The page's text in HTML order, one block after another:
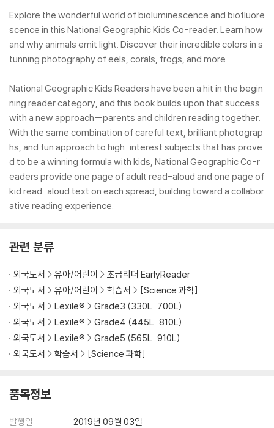
Explore the wonderful world of bioluminescence and biofluore
scence in this National Geographic Kids Co-reader. Learn how
and why animals emit light. Discover their incredible colors in s
tunning photography of eels, corals, frogs, and more.
National Geographic Kids Readers have been a hit in the begin
ning reader category, and this book builds upon that success
with a new approach--parents and children reading together.
With the same combination of careful text, brilliant photograp
hs, and fun approach to high-interest subjects that has prove
d to be a winning formula with kids, National Geographic Co-r
eaders provide one page of adult read-aloud and one page of
kid read-aloud text on each spread, building toward a collabor
ative reading experience.
관련 분류
외국도서 유아/어린이
초급리더 EarlyReader
외국도서
유아/어린이 학습서
[Science 과학]
외국도서
Lexile®
Grade3 (330L-700L)
외국도서
Lexile®
Grade4 (445L-810L)
외국도서
Lexile®
Grade5 (565L-910L)
외국도서
학습서 [Science 과학]
품목정보
발행일
2019년 09월 03일